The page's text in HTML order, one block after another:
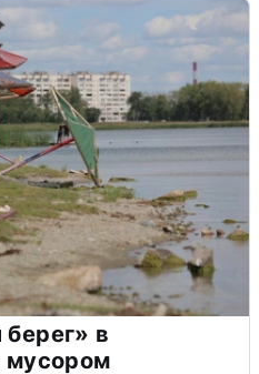
в
мусором